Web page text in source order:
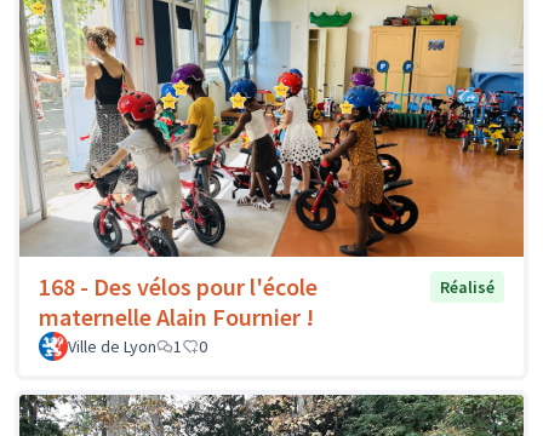
168 - Des vélos pour l'école
maternelle Alain Fournier !
Réalisé
Ville de Lyon 1 0